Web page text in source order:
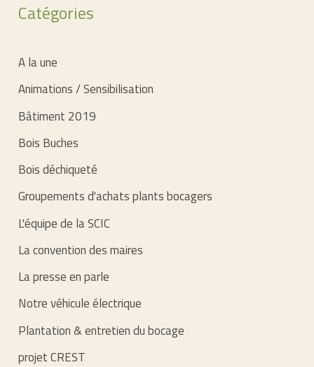
FLEURS
–
SAMEDI
13
ET
14
AVRIL
2024
Catégories
A la une
Animations / Sensibilisation
Bâtiment 2019
Bois Buches
Bois déchiqueté
Groupements d'achats plants bocagers
L'équipe de la SCIC
La convention des maires
La presse en parle
Notre véhicule électrique
Plantation & entretien du bocage
projet CREST